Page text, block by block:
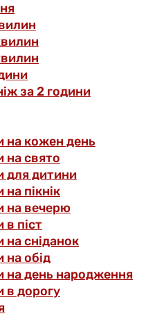
за 2 години
на кожен день
на свято
для дитини
пікнік
на вечерю
піст
сніданок
на обід
на день народження
в дорогу